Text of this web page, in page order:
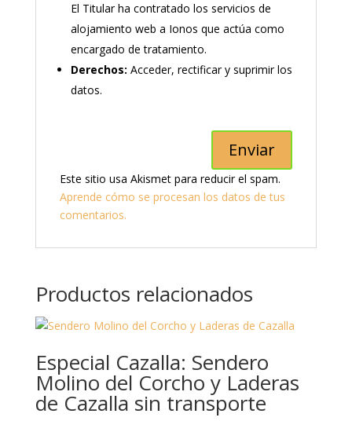
El Titular ha contratado los servicios de
alojamiento web a Ionos que actúa como
encargado de tratamiento.
Derechos: Acceder, rectificar y suprimir los
datos.
Este sitio usa Akismet para reducir el spam.
Aprende cómo se procesan los datos de tus
comentarios.
Productos relacionados
Especial Cazalla: Sendero
Molino del Corcho y Laderas
de Cazalla sin transporte